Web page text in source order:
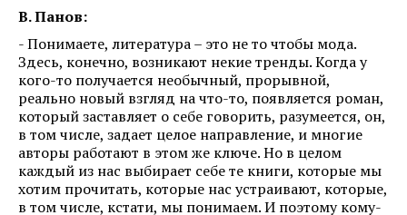
В. Панов:
- Понимаете, литература – это не то чтобы мода.
Здесь, конечно, возникают некие тренды. Когда у
кого-то получается необычный, прорывной,
реально новый взгляд на что-то, появляется роман,
который заставляет о себе говорить, разумеется, он,
в том числе, задает целое направление, и многие
авторы работают в этом же ключе. Но в целом
каждый из нас выбирает себе те книги, которые мы
хотим прочитать, которые нас устраивают, которые,
в том числе, кстати, мы понимаем. И поэтому кому-